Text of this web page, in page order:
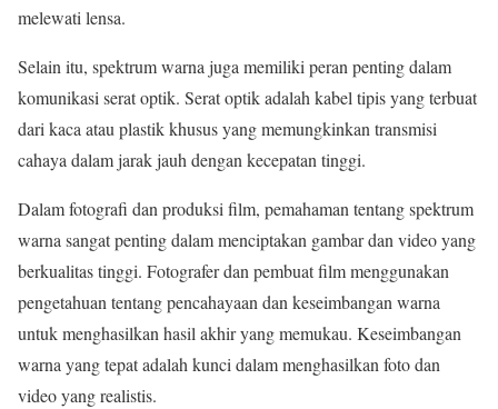
melewati lensa.
Selain itu, spektrum warna juga memiliki peran penting dalam
komunikasi serat optik. Serat optik adalah kabel tipis yang terbuat
dari kaca atau plastik khusus yang memungkinkan transmisi
cahaya dalam jarak jauh dengan kecepatan tinggi.
Dalam fotografi dan produksi film, pemahaman tentang spektrum
warna sangat penting dalam menciptakan gambar dan video yang
berkualitas tinggi. Fotografer dan pembuat film menggunakan
pengetahuan tentang pencahayaan dan keseimbangan warna
untuk menghasilkan hasil akhir yang memukau. Keseimbangan
warna yang tepat adalah kunci dalam menghasilkan foto dan
video yang realistis.